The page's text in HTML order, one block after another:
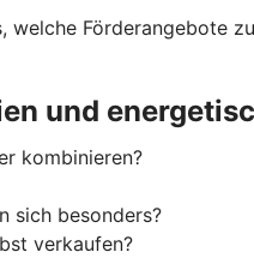
welche Förderangebote
und
kombinieren?
sich besonders?
verkaufen?